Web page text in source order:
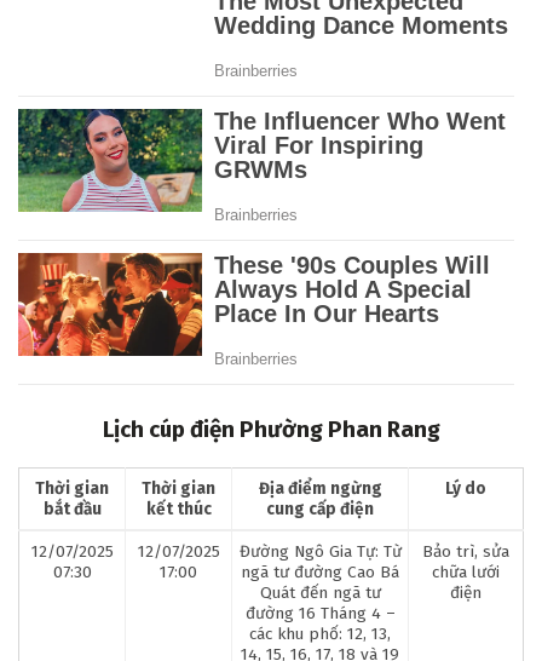
Lịch cúp điện Phường Phan Rang
Thời gian
bắt đầu
Thời gian
kết thúc
Địa điểm ngừng
cung cấp điện
Lý do
12/07/2025
07:30
12/07/2025
17:00
Đường Ngô Gia Tự: Từ
ngã tư đường Cao Bá
Quát đến ngã tư
đường 16 Tháng 4 –
các khu phố: 12, 13,
14, 15, 16, 17, 18 và 19
Bảo trì, sửa
chữa lưới
điện